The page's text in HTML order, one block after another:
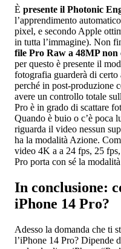
È presente il Photonic
l’apprendimento
pixel, e secondo Apple
in tutta l’immagine). Non
file Pro Raw a 48MP non
per questo è presente il
fotografia guarderà di
perché in post-produzione
avere un controllo totale
Pro è in grado di scattare
Quando è buio o c’è poca
riguarda il video nessun
ha la modalità Azione.
video 4K a a 24 fps, 25
Pro porta con sé la
In conclusione:
iPhone 14 Pro?
Adesso la domanda che ti
l’iPhone 14 Pro? Dipende